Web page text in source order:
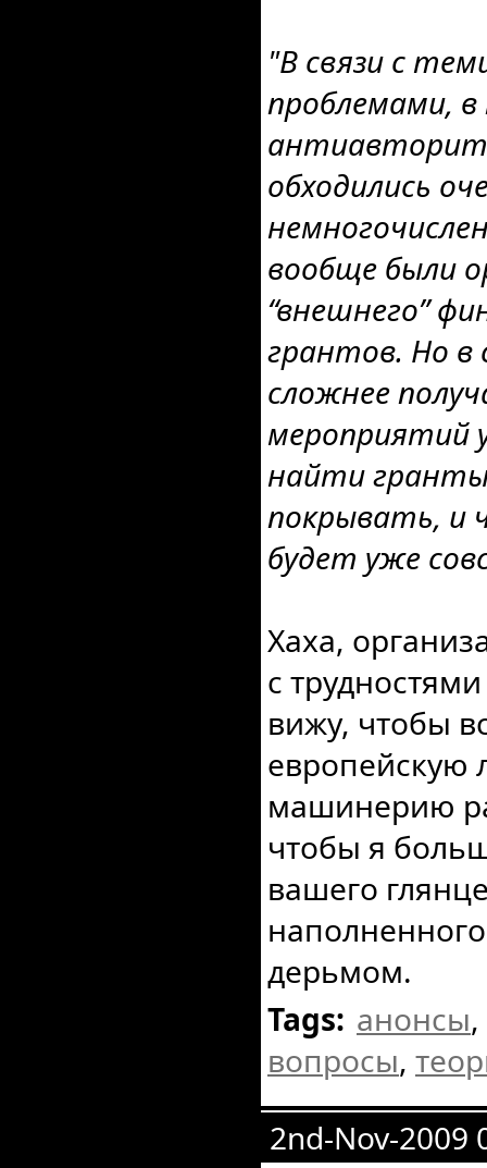
"В связи с
проблемами, в
обходились
вообще были
“внешнего”
грантов. Но в
сложнее
мероприятий
найти
покрывать, и
будет уже
Хаха,
с
вижу, чтобы
европейскую
машинерию
чтобы я
вашего
дерьмом.
Tags: анонсы,
вопросы,
2nd-Nov-2009